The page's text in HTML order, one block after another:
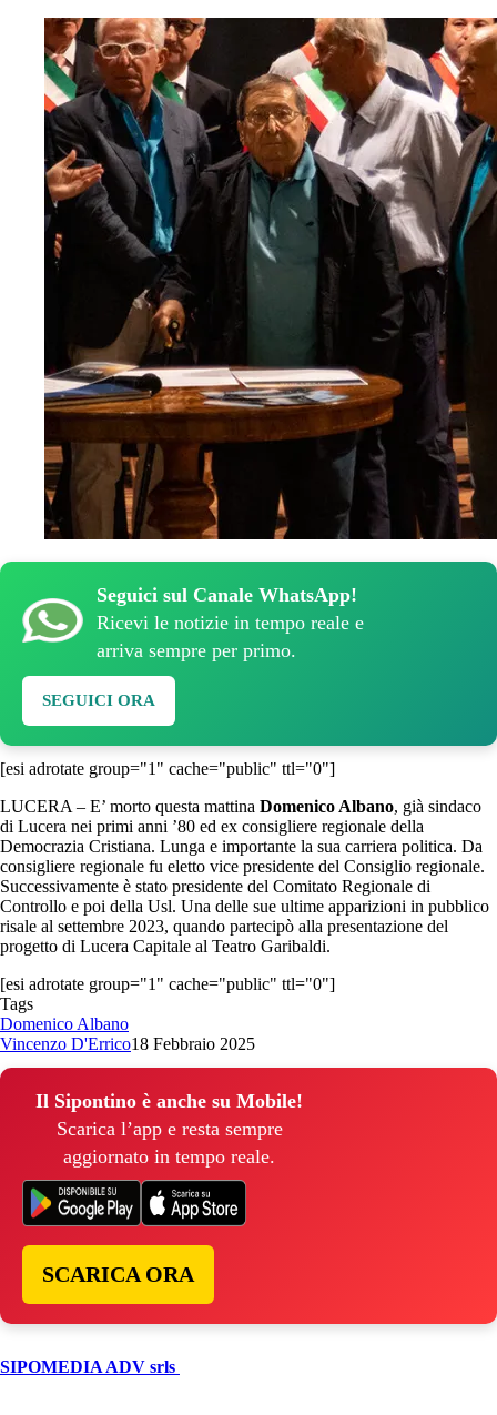
Seguici sul Canale WhatsApp!
Ricevi le notizie in tempo reale e
arriva sempre per primo.
SEGUICI ORA
[esi adrotate group="1" cache="public" ttl="0"]
LUCERA – E’ morto questa mattina Domenico Albano, già sindaco
di Lucera nei primi anni ’80 ed ex consigliere regionale della
Democrazia Cristiana. Lunga e importante la sua carriera politica. Da
consigliere regionale fu eletto vice presidente del Consiglio regionale.
Successivamente è stato presidente del Comitato Regionale di
Controllo e poi della Usl. Una delle sue ultime apparizioni in pubblico
risale al settembre 2023, quando partecipò alla presentazione del
progetto di Lucera Capitale al Teatro Garibaldi.
[esi adrotate group="1" cache="public" ttl="0"]
Tags
Domenico Albano
Vincenzo D'Errico18 Febbraio 2025
Il Sipontino è anche su Mobile!
Scarica l’app e resta sempre
aggiornato in tempo reale.
SCARICA ORA
SIPOMEDIA ADV srls